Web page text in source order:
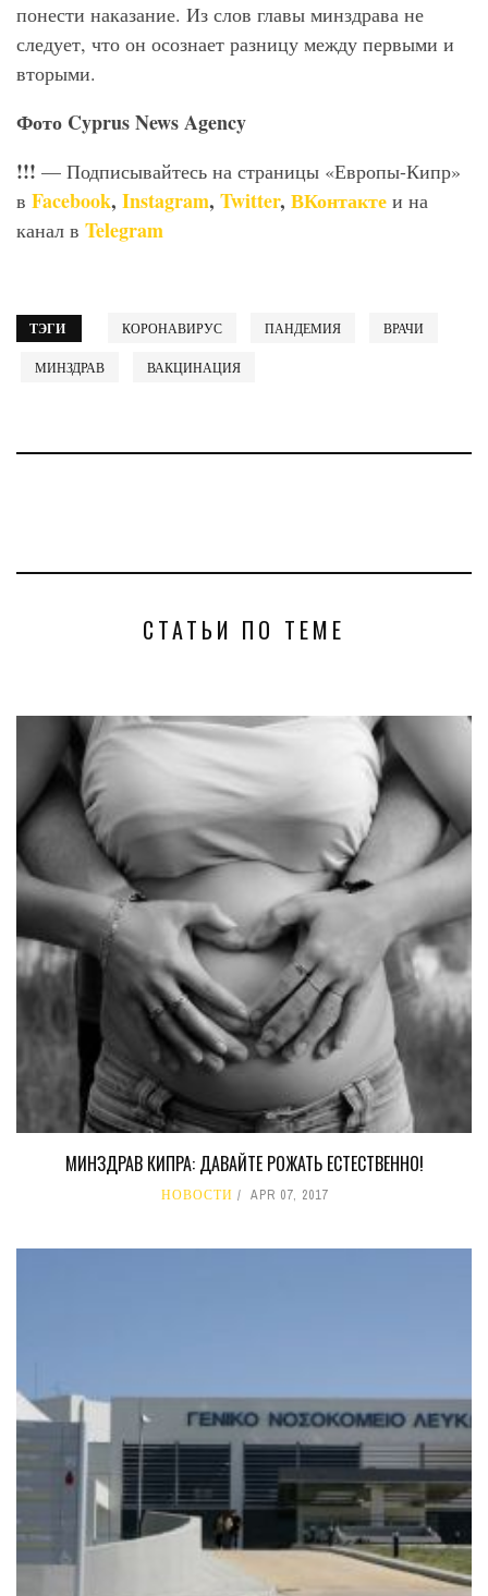
понести наказание. Из слов главы минздрава не
следует, что он осознает разницу между первыми и
вторыми.
Фото CyprusNewsAgency
!!! — Подписывайтесь на страницы «Европы-Кипр»
в Facebook, Instagram, Twitter, ВКонтакте и на
канал в Telegram
ТЭГИ КОРОНАВИРУС ПАНДЕМИЯ ВРАЧИ
МИНЗДРАВ ВАКЦИНАЦИЯ
СТАТЬИ ПО ТЕМЕ
МИНЗДРАВ КИПРА: ДАВАЙТЕ РОЖАТЬ ЕСТЕСТВЕННО!
НОВОСТИ APR 07, 2017